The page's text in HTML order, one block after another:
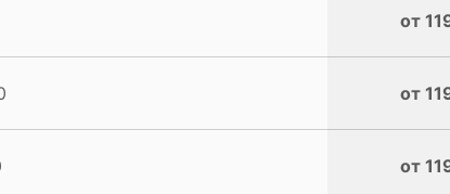
от
от
от